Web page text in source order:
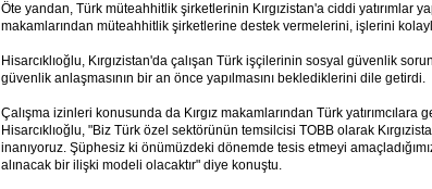
Öte yandan, Türk müteahhitlik şirketlerinin Kırgızistan'a ciddi yatırımlar
makamlarından müteahhitlik şirketlerine destek vermelerini, işlerini
Hisarcıklıoğlu, Kırgızistan'da çalışan Türk işçilerinin sosyal güvenlik
güvenlik anlaşmasının bir an önce yapılmasını beklediklerini dile getirdi.
Çalışma izinleri konusunda da Kırgız makamlarından Türk yatırımcılara
Hisarcıklıoğlu, "Biz Türk özel sektörünün temsilcisi TOBB olarak
inanıyoruz. Şüphesiz ki önümüzdeki dönemde tesis etmeyi
alınacak bir ilişki modeli olacaktır" diye konuştu.